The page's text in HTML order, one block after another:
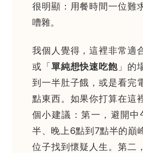
很明顯：用餐時間一位難
嘈雜。
我個人覺得，這裡非常適
或「單純想快速吃飽」的
到一半肚子餓，或是看完
點東西。如果你打算在這
個小建議：第一，避開中
半、晚上6點到7點半的巔
位子找到懷疑人生。第二